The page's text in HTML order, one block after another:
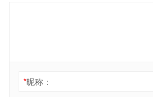
*昵称：